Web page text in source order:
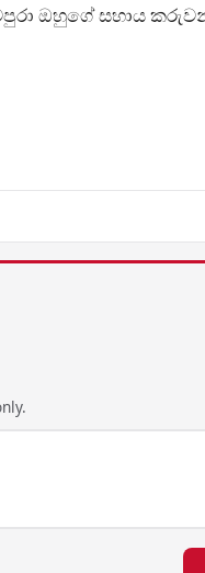
ඔහුගේ සහාය